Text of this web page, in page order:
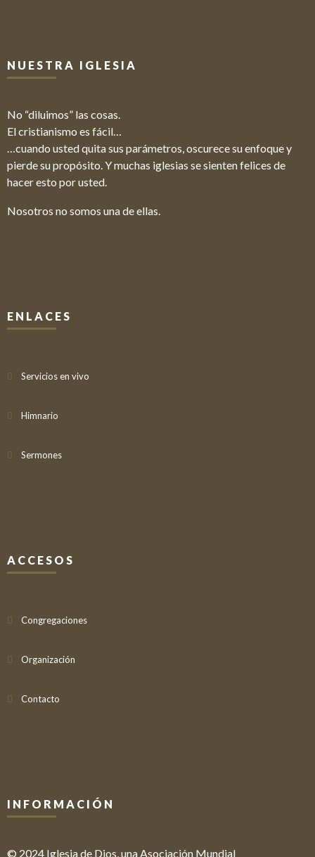
NUESTRA IGLESIA
No “diluimos” las cosas.
El cristianismo es fácil…
…cuando usted quita sus parámetros, oscurece su enfoque y
pierde su propósito. Y muchas iglesias se sienten felices de
hacer esto por usted.
Nosotros no somos una de ellas.
ENLACES
Servicios en vivo
Himnario
Sermones
ACCESOS
Congregaciones
Organización
Contacto
INFORMACIÓN
© 2024 Iglesia de Dios, una Asociación Mundial